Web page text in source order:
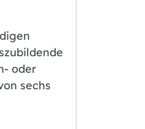
oder
sechs